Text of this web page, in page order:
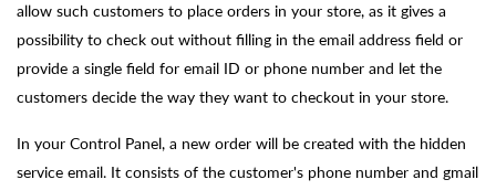
allow such customers to place orders in your store, as it gives a
possibility to check out without filling in the email address field or
provide a single field for email ID or phone number and let the
customers decide the way they want to checkout in your store.
In your Control Panel, a new order will be created with the hidden
service email. It consists of the customer's phone number and gmail